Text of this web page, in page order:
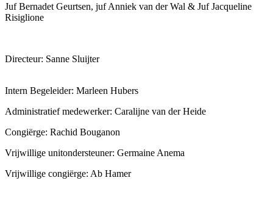
Juf Bernadet Geurtsen, juf Anniek van der Wal & Juf Jacqueline
Risiglione
Directeur: Sanne Sluijter
Intern Begeleider: Marleen Hubers
Administratief medewerker: Caralijne van der Heide
Congiërge: Rachid Bouganon
Vrijwillige unitondersteuner: Germaine Anema
Vrijwillige congiërge: Ab Hamer